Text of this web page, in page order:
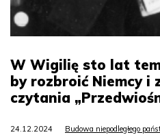
W Wigilię sto lat
by rozbroić Niemcy i
czytania
24.12.2024 Budowa niepodległego